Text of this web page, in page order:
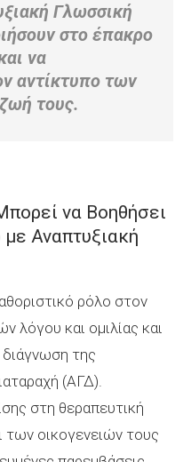
Γλωσσική
στο έπακρο
να
αντίκτυπο των
τους.
να Βοηθήσει
με Αναπτυξιακή
ρόλο στον
λόγου και ομιλίας και
διάγνωση της
(ΑΓΔ).
στη θεραπευτική
των οικογενειών τους